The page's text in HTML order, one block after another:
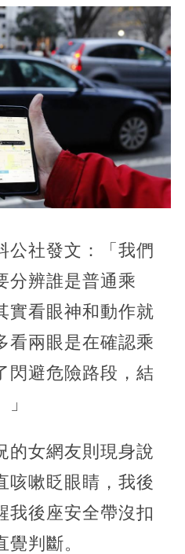
公社發文：「我們
分辨誰是普通乘
實看眼神和動作就
看兩眼是在確認乘
閃避危險路段，結
的女網友則現身說
咳嗽眨眼睛，我後
我後座安全帶沒扣
判斷。